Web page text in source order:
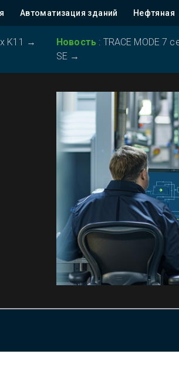
Автоматизация зданий Нефтяная
K11 → Новость : TRACE MODE 7
SE →